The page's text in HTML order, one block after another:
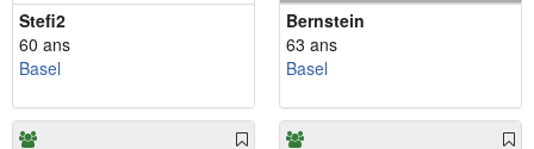
Stefi2
60 ans
Basel
Bernstein
63 ans
Basel